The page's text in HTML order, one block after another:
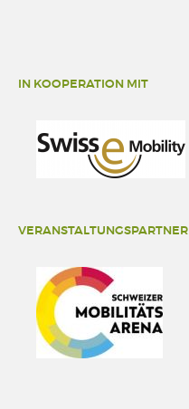
IN KOOPERATION MIT
VERANSTALTUNGSPARTNER